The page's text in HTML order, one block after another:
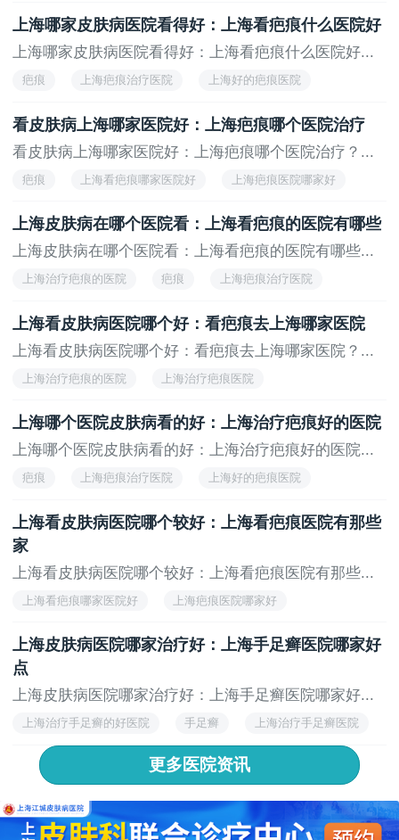
上海哪家皮肤病医院看得好：上海看疤痕什么医院好
上海哪家皮肤病医院看得好：上海看疤痕什么医院好...
疤痕 上海疤痕治疗医院 上海好的疤痕医院
看皮肤病上海哪家医院好：上海疤痕哪个医院治疗
看皮肤病上海哪家医院好：上海疤痕哪个医院治疗？...
疤痕 上海看疤痕哪家医院好 上海疤痕医院哪家好
上海皮肤病在哪个医院看：上海看疤痕的医院有哪些
上海皮肤病在哪个医院看：上海看疤痕的医院有哪些...
上海治疗疤痕的医院 疤痕 上海疤痕治疗医院
上海看皮肤病医院哪个好：看疤痕去上海哪家医院
上海看皮肤病医院哪个好：看疤痕去上海哪家医院？...
上海治疗疤痕的医院 上海治疗疤痕医院
上海哪个医院皮肤病看的好：上海治疗疤痕好的医院
上海哪个医院皮肤病看的好：上海治疗疤痕好的医院...
疤痕 上海疤痕治疗医院 上海好的疤痕医院
上海看皮肤病医院哪个较好：上海看疤痕医院有那些
家
上海看皮肤病医院哪个较好：上海看疤痕医院有那些...
上海看疤痕哪家医院好 上海疤痕医院哪家好
上海治疗疤痕的医院
上海皮肤病医院哪家治疗好：上海手足癣医院哪家好
点
上海皮肤病医院哪家治疗好：上海手足癣医院哪家好...
上海治疗手足癣的好医院 手足癣 上海治疗手足癣医院
上海手足癣医院
更多医院资讯